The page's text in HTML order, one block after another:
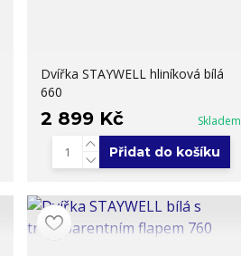
Dvířka STAYWELL hliníková bílá
660
2 899 Kč Skladem
Přidat do košíku